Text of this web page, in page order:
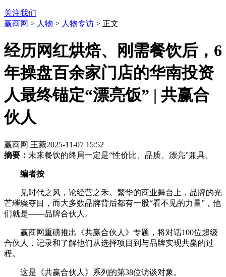
关注我们
赢商网 > 人物 > 人物专访 > 正文
经历网红烘焙、刚需餐饮后，6
年操盘百余家门店的华南投资
人最终锚定“漂亮饭” | 共赢合
伙人
赢商网 王菀2025-11-07 15:52
摘要： 未来餐饮的终局一定是“性价比、品质、漂亮”兼具。
编者按
见时代之风，论经营之禾。繁华的商业舞台上，品牌的光
芒璀璨夺目，而大多数品牌背后都有一股“看不见的力量”，他
们就是——品牌合伙人。
赢商网重磅推出《共赢合伙人》专题，将对话100位超级
合伙人，记录和了解他们从选择项目到与品牌实现共赢的过
程。
这是《共赢合伙人》系列的第38位访谈对象。